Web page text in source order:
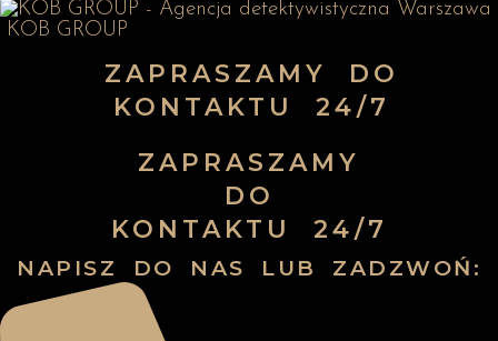
KOB GROUP
ZAPRASZAMY DO
KONTAKTU 24/7
ZAPRASZAMY
DO
KONTAKTU 24/7
NAPISZ DO NAS LUB ZADZWOŃ: